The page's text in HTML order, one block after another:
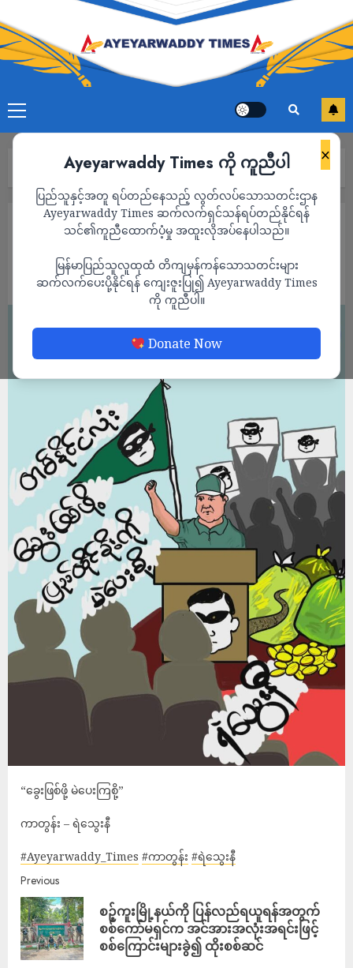
×
Ayeyarwaddy Times ကို ကူညီပါ
ပြည်သူနှင့်အတူ ရပ်တည်နေသည့် လွတ်လပ်သောသတင်းဌာန
Ayeyarwaddy Times ဆက်လက်ရှင်သန်ရပ်တည်နိုင်ရန်
သင်၏ကူညီထောက်ပံ့မှု အထူးလိုအပ်နေပါသည်။
မြန်မာပြည်သူလူထုထံ တိကျမှန်ကန်သောသတင်းများ
ဆက်လက်ပေးပို့နိုင်ရန် ကျေးဇူးပြု၍ Ayeyarwaddy Times
ကို ကူညီပါ။
Donate Now
“ခွေးဖြစ်ဖို့ မဲပေးကြစို့”
“ခွေးဖြစ်ဖို့ မဲပေးကြစို့”
ADMIN DECEMBER 10, 2025
“ခွေးဖြစ်ဖို့ မဲပေးကြစို့”
ကာတွန်း – ရဲသွေးနီ
#Ayeyarwaddy_Times #ကာတွန်း #ရဲသွေးနီ
Previous
စဉ့်ကူးမြို့နယ်ကို ပြန်လည်ရယူရန်အတွက်
စစ်ကော်မရှင်က အင်အားအလုံးအရင်းဖြင့်
စစ်ကြောင်းများခွဲ၍ ထိုးစစ်ဆင်